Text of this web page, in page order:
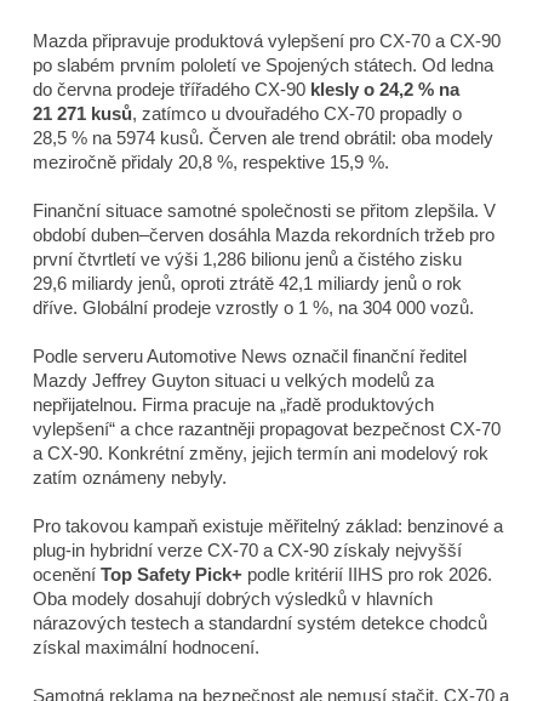
Mazda připravuje produktová vylepšení pro CX-70 a CX-90
po slabém prvním pololetí ve Spojených státech. Od ledna
do června prodeje třířadého CX-90 klesly o 24,2 % na
21 271 kusů, zatímco u dvouřadého CX-70 propadly o
28,5 % na 5974 kusů. Červen ale trend obrátil: oba modely
meziročně přidaly 20,8 %, respektive 15,9 %.
Finanční situace samotné společnosti se přitom zlepšila. V
období duben–červen dosáhla Mazda rekordních tržeb pro
první čtvrtletí ve výši 1,286 bilionu jenů a čistého zisku
29,6 miliardy jenů, oproti ztrátě 42,1 miliardy jenů o rok
dříve. Globální prodeje vzrostly o 1 %, na 304 000 vozů.
Podle serveruAutomotive News označil finanční ředitel
Mazdy Jeffrey Guyton situaci u velkých modelů za
nepřijatelnou. Firma pracuje na „řadě produktových
vylepšení“ a chce razantněji propagovat bezpečnost CX-70
a CX-90. Konkrétní změny, jejich termín ani modelový rok
zatím oznámeny nebyly.
Pro takovou kampaň existuje měřitelný základ: benzinové a
plug-in hybridní verze CX-70 a CX-90 získaly nejvyšší
ocenění Top Safety Pick+ podle kritérií IIHS pro rok 2026.
Oba modely dosahují dobrých výsledků v hlavních
nárazových testech a standardní systém detekce chodců
získal maximální hodnocení.
Samotná reklama na bezpečnost ale nemusí stačit. CX-70 a